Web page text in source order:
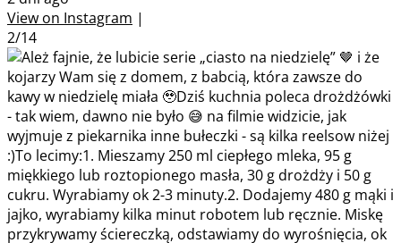
View on Instagram |
2/14